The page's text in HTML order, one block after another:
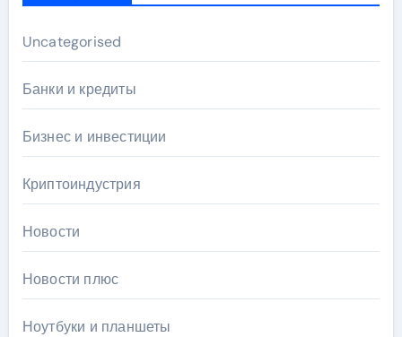
Uncategorised
Банки и кредиты
Бизнес и инвестиции
Криптоиндустрия
Новости
Новости плюс
Ноутбуки и планшеты